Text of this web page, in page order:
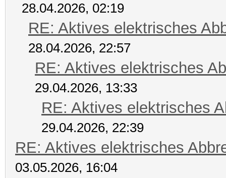
28.04.2026, 02:19
RE: Aktives elektrisches
28.04.2026, 22:57
RE: Aktives elektrisches
29.04.2026, 13:33
RE: Aktives elektrisches
29.04.2026, 22:39
RE: Aktives elektrisches
03.05.2026, 16:04